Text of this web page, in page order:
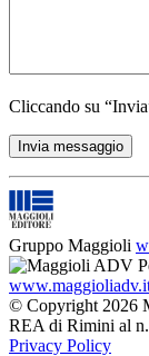
Cliccando su
Gruppo Maggioli
© Copyright 2026
REA di Rimini al
Privacy Policy